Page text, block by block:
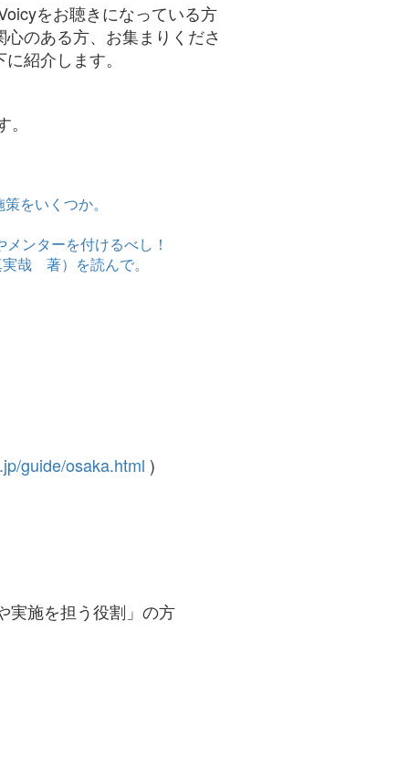
をお聴きになっている方
のある方、お集まりくださ
紹介します。
をいくつか。
ンターを付けるべし！
哉 著）を読んで。
guide/osaka.html )
実施を担う役割」の方